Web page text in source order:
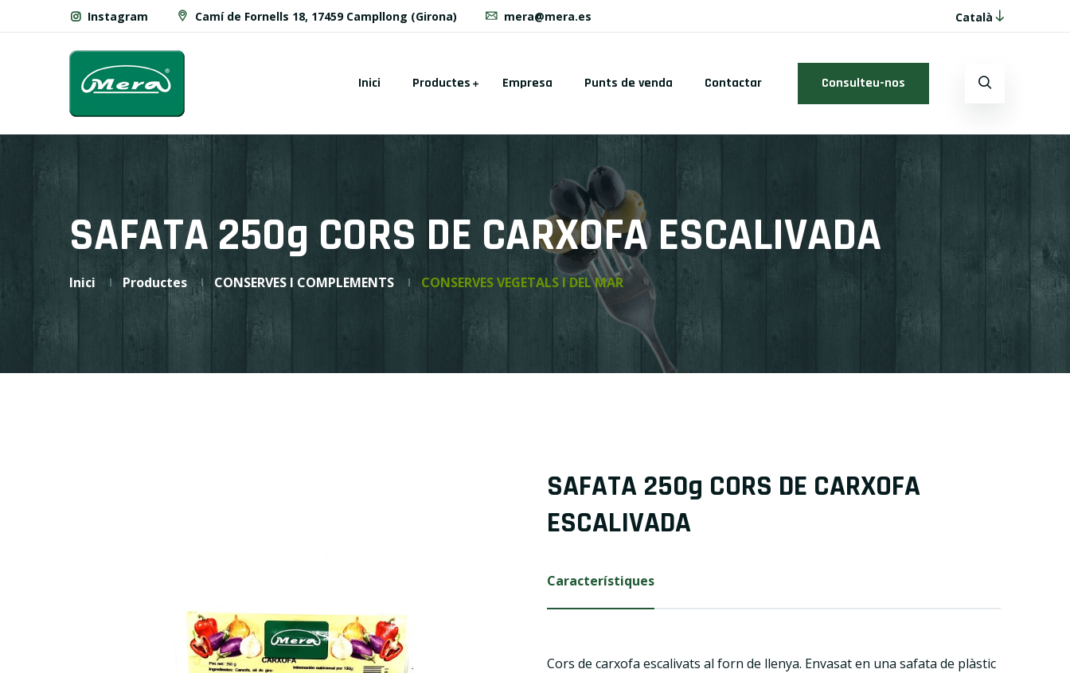
Instagram Camí de Fornells 18, 17459 Campllong (Girona) mera@mera.es Català
Inici Productes Empresa Punts de venda Contactar Consulteu-nos
SAFATA 250g CORS DE CARXOFA ESCALIVADA
Inici Productes CONSERVES I COMPLEMENTS CONSERVES VEGETALS I DEL MAR
SAFATA 250g CORS DE CARXOFA
ESCALIVADA
Característiques
Cors de carxofa escalivats al forn de llenya. Envasat en una safata de plàstic